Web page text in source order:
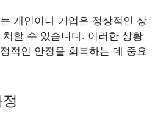
개인이나 기업은 정상적인 상
할 수 있습니다. 이러한 상황
적인 안정을 회복하는 데 중요